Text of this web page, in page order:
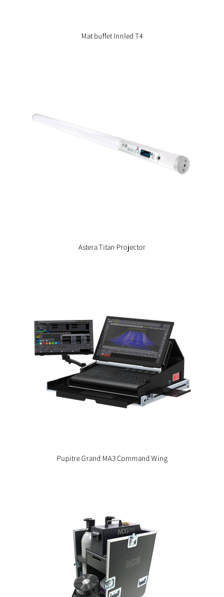
Mat buffet Innled T4
Astera Titan Projector
Pupitre Grand MA3 Command Wing